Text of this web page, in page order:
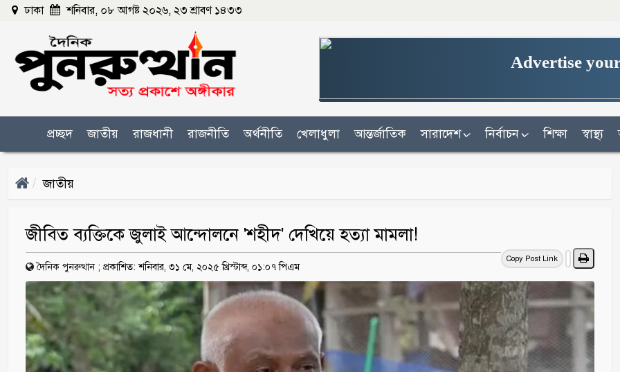
ঢাকা শনিবার, ০৮ আগষ্ট ২০২৬, ২৩ শ্রাবণ ১৪৩৩
Advertise
প্রচ্ছদ জাতীয় রাজধানী রাজনীতি অর্থনীতি খেলাধুলা আন্তর্জাতিক সারাদেশ নির্বাচন শিক্ষা স্বাস্থ্য
জাতীয়
জীবিত ব্যক্তিকে জুলাই আন্দোলনে 'শহীদ' দেখিয়ে হত্যা মামলা!
Copy Post Link
দৈনিক পুনরুত্থান ; প্রকাশিত: শনিবার, ৩১ মে, ২০২৫ খ্রিস্টাব্দ, ০১:০৭ পিএম